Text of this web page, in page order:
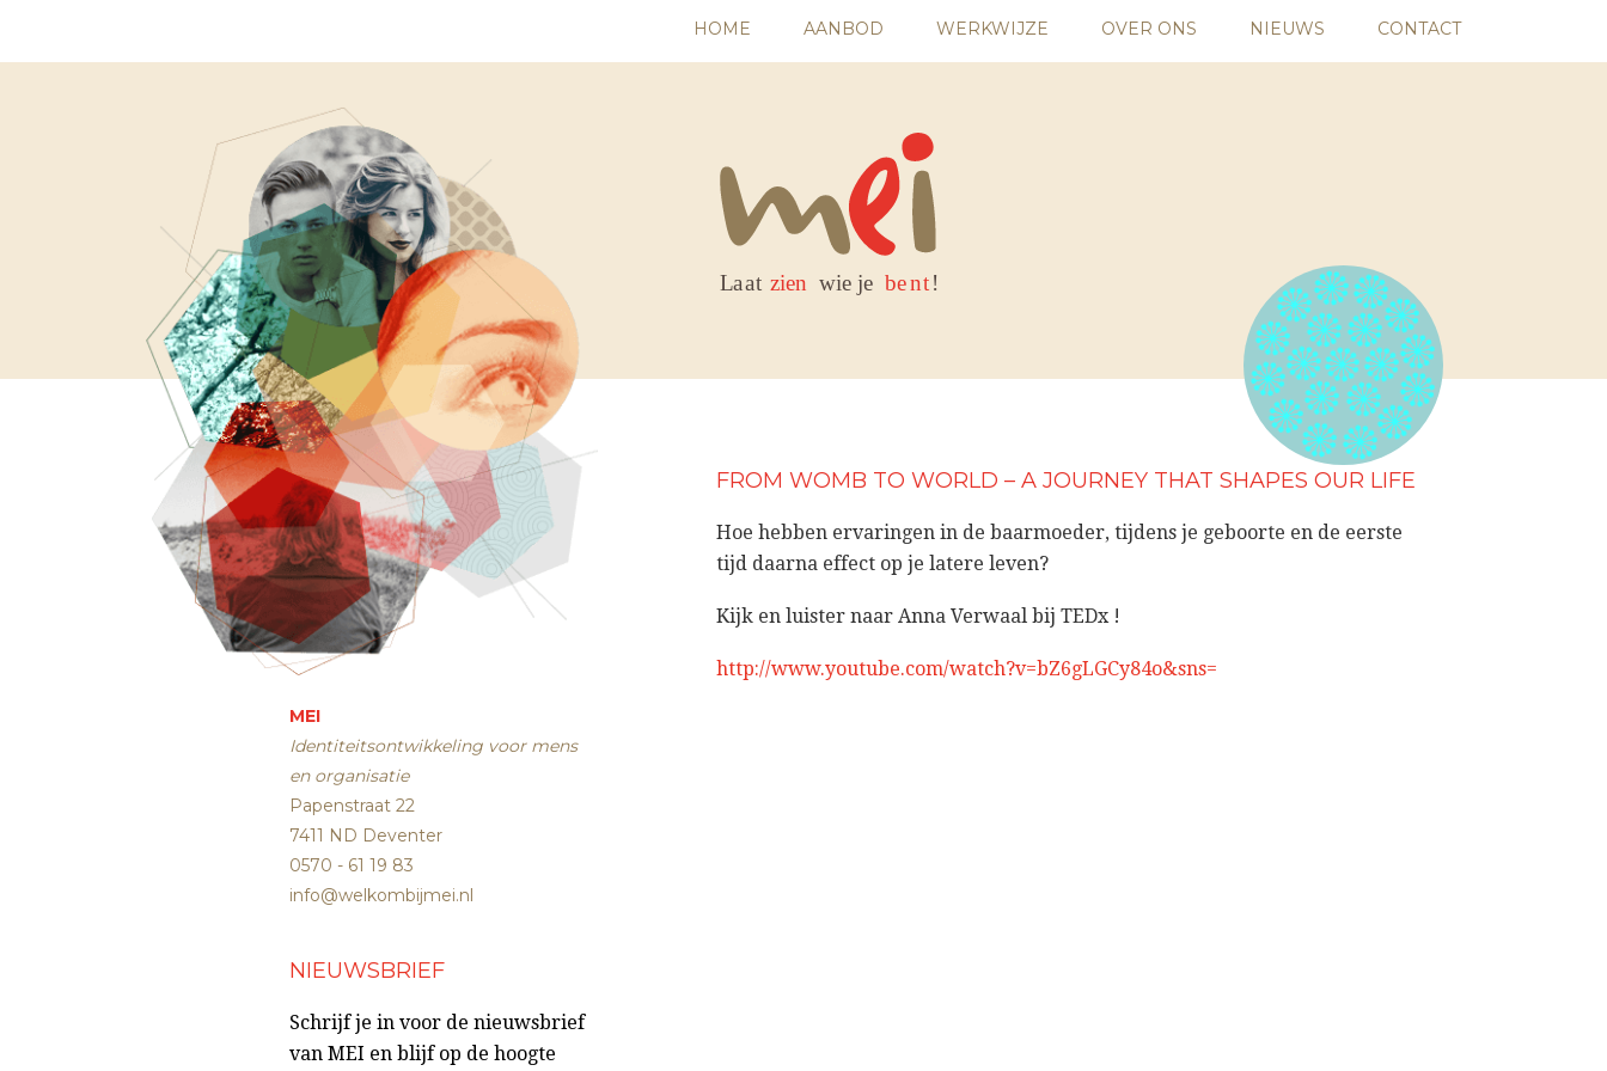
HOME AANBOD WERKWIJZE OVER ONS NIEUWS CONTACT
FROM WOMB TO WORLD – A JOURNEY THAT SHAPES OUR LIFE
Hoe hebben ervaringen in de baarmoeder, tijdens je geboorte en de eerste
tijd daarna effect op je latere leven?
Kijk en luister naar Anna Verwaal bij TEDx !
http://www.youtube.com/watch?v=bZ6gLGCy84o&sns=
MEI
Identiteitsontwikkeling voor mens
en organisatie
Papenstraat 22
7411 ND Deventer
0570 - 61 19 83
info@welkombijmei.nl
NIEUWSBRIEF
Schrijf je in voor de nieuwsbrief
van MEI en blijf op de hoogte